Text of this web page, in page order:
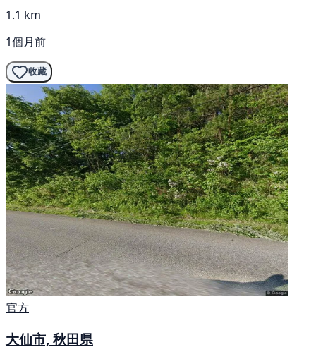
1.1 km
1個月前
收藏
官方
大仙市, 秋田県